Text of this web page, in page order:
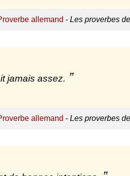
allemand - Les proverbes
jamais assez.
allemand - Les proverbes